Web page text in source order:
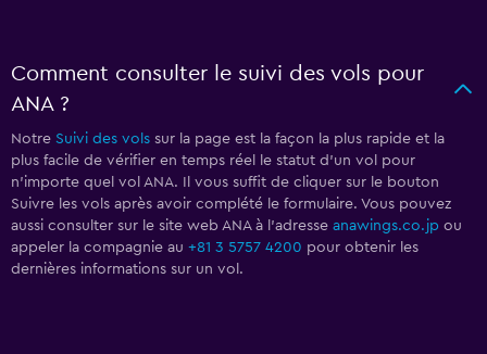
Comment consulter le suivi des vols pour
ANA ?
Notre Suivi des vols sur la page est la façon la plus rapide et la
plus facile de vérifier en temps réel le statut d'un vol pour
n'importe quel vol ANA. Il vous suffit de cliquer sur le bouton
Suivre les vols après avoir complété le formulaire. Vous pouvez
aussi consulter sur le site web ANA à l'adresse anawings.co.jp ou
appeler la compagnie au +81 3 5757 4200 pour obtenir les
dernières informations sur un vol.